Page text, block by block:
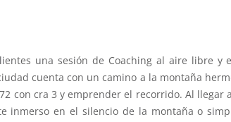
una sesión de Coaching al aire libre y
cuenta con un camino a la montaña
con cra 3 y emprender el recorrido. Al llegar
inmerso en el silencio de la montaña o